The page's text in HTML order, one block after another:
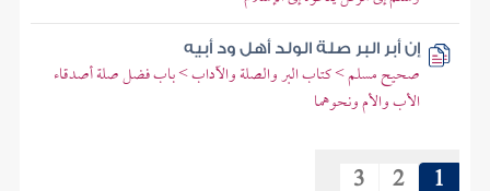
إن أبر البر صلة الولد أهل ود أبيه
صحيح مسلم > كتاب البر والصلة والآداب > باب فضل صلة أصدقاء
الأب والأم ونحوهما
1
2
3